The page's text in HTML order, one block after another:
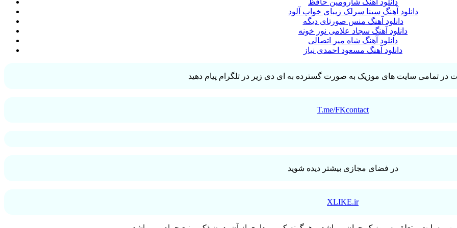
دانلود آهنگ سینا سرلک زیبای خواب آلود
دانلود آهنگ منس صورتای دیگه
دانلود آهنگ سجاد علامی نور خونه
دانلود آهنگ شاه میر اتصالی
دانلود آهنگ مسعود احمدی نیاز
T.me/FKcontact
در فضای مجازی بیشتر دیده شوید
XLIKE.ir